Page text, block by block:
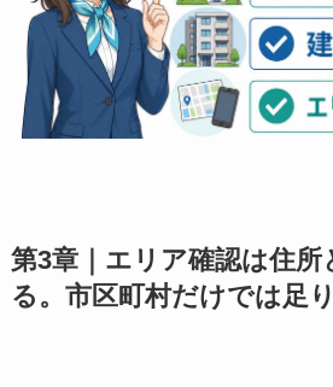
第3章｜エリア確認は住所
る。市区町村だけでは足